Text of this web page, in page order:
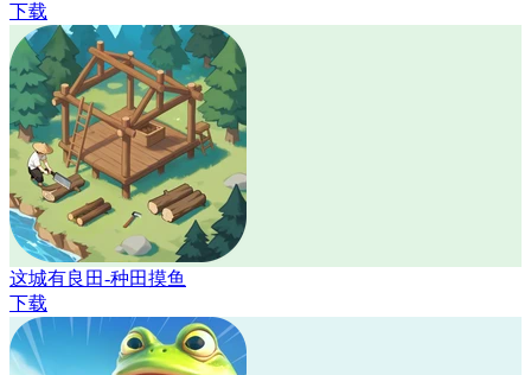
下载
这城有良田-种田摸鱼
下载